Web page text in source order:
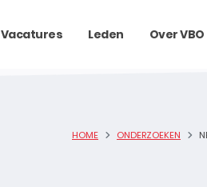
Vacatures Leden Over VBO
HOME ONDERZOEKEN